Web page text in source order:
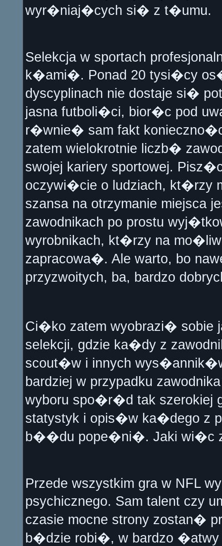
wyr�niaj�cych si� z t�umu.
Selekcja w sportach
k�ami�. Ponad 20 tysi�cy
dyscyplinach nie dostaje si�
jasna futboli�ci, bior�c pod
r�wnie� sam fakt
zatem wielokrotnie liczb�
swojej kariery sportowej.
oczywi�cie o ludziach, kt�rzy
szansa na otrzymanie
zawodnikach po prostu
wyrobnikach, kt�rzy na
zapracowa�. Ale warto, bo
przyzwoitych, ba, bardzo
Ci�ko zatem wyobrazi� sobie
selekcji, gdzie ka�dy z
scout�w i innych
bardziej w przypadku
wyboru spo�r�d tak szerokiej
statystyk i opis�w ka�dego z
b��du pope�ni�. Jaki wi�c z
Przede wszystkim gra w NFL
psychicznego. Sam talent czy
czasie mocne strony zostan�
b�dzie robi�, w bardzo �atwy